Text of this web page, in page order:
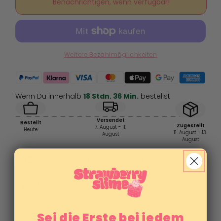
Cream
Cloudcream
Cream
Cloudcream
Slime
Benachrichtigen, wenn verfügbar!
Weitere Bezahlmöglichkeiten
Wenn Du innerhalb 18 Stdn. 36 Min. bestellst
Bestellt
Heute
Versendet
7. August - 11.
August
Zugestellt
11. August - 13.
August
Sei die Erste bei jedem